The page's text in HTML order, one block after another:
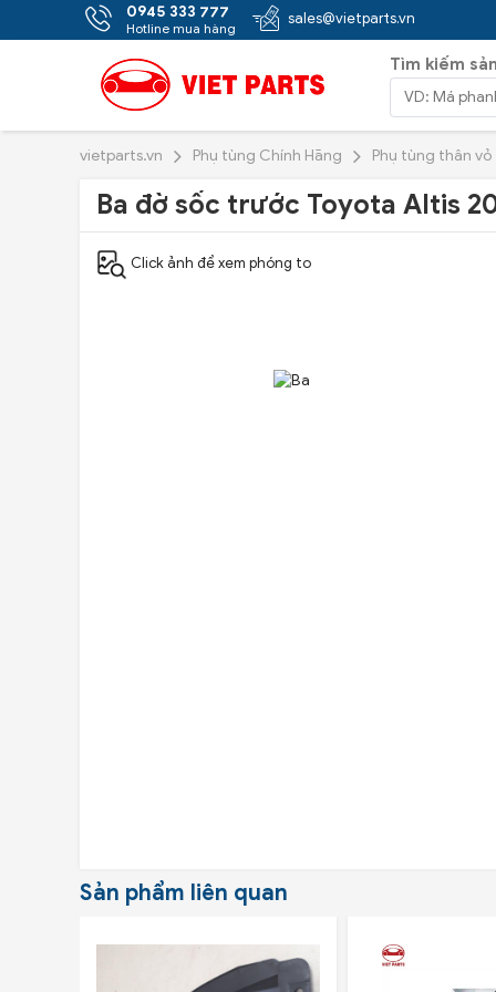
0945 333 777
Hotline mua hàng
sales@vietparts.vn
Tìm kiếm
vietparts.vn Phụ tùng Chính Hãng Phụ tùng thân vỏ
Ba đờ sốc trước Toyota Altis
Click ảnh để xem phóng to
Sản phẩm liên quan